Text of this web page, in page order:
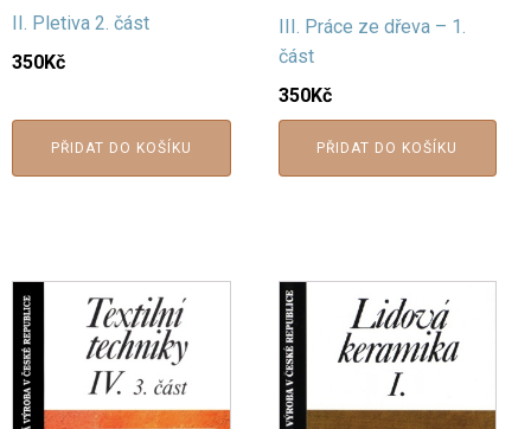
II. Pletiva 2. část
350Kč
PŘIDAT DO KOŠÍKU
III. Práce ze dřeva – 1.
část
350Kč
PŘIDAT DO KOŠÍKU